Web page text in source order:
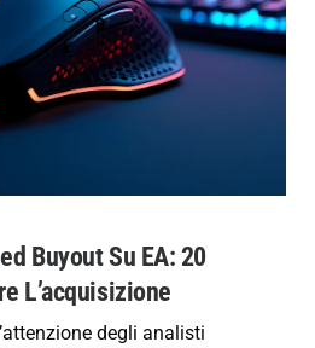
Buyout Su EA: 20
L’acquisizione
degli analisti